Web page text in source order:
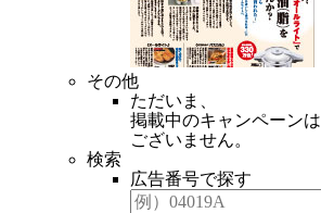
その他
ただいま、
掲載中のキャンペーンは
ございません。
検索
広告番号で探す